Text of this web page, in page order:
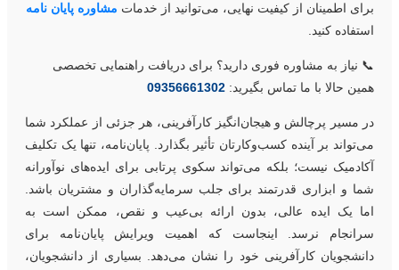
اطمینان از کیفیت نهایی، می‌توانید از خدماتمشاوره پایان نامه
کنید.
نیاز به مشاوره فوری دارید؟ برای دریافت راهنمایی تخصصی
حالا با ما تماس بگیرید:09356661302
مسیر پرچالش و هیجان‌انگیز کارآفرینی، هر جزئی از عملکرد شما
بر آینده کسب‌و‌کارتان تأثیر بگذارد. پایان‌نامه، تنها یک تکلیف
نیست؛ بلکه می‌تواند سکوی پرتابی برای ایده‌های نوآورانه
و ابزاری قدرتمند برای جلب سرمایه‌گذاران و مشتریان باشد.
یک ایده عالی، بدون ارائه بی‌عیب و نقص، ممکن است به
نرسد. اینجاست که اهمیت ویرایش پایان‌نامه برای
کارآفرینی خود را نشان می‌دهد. بسیاری از دانشجویان،